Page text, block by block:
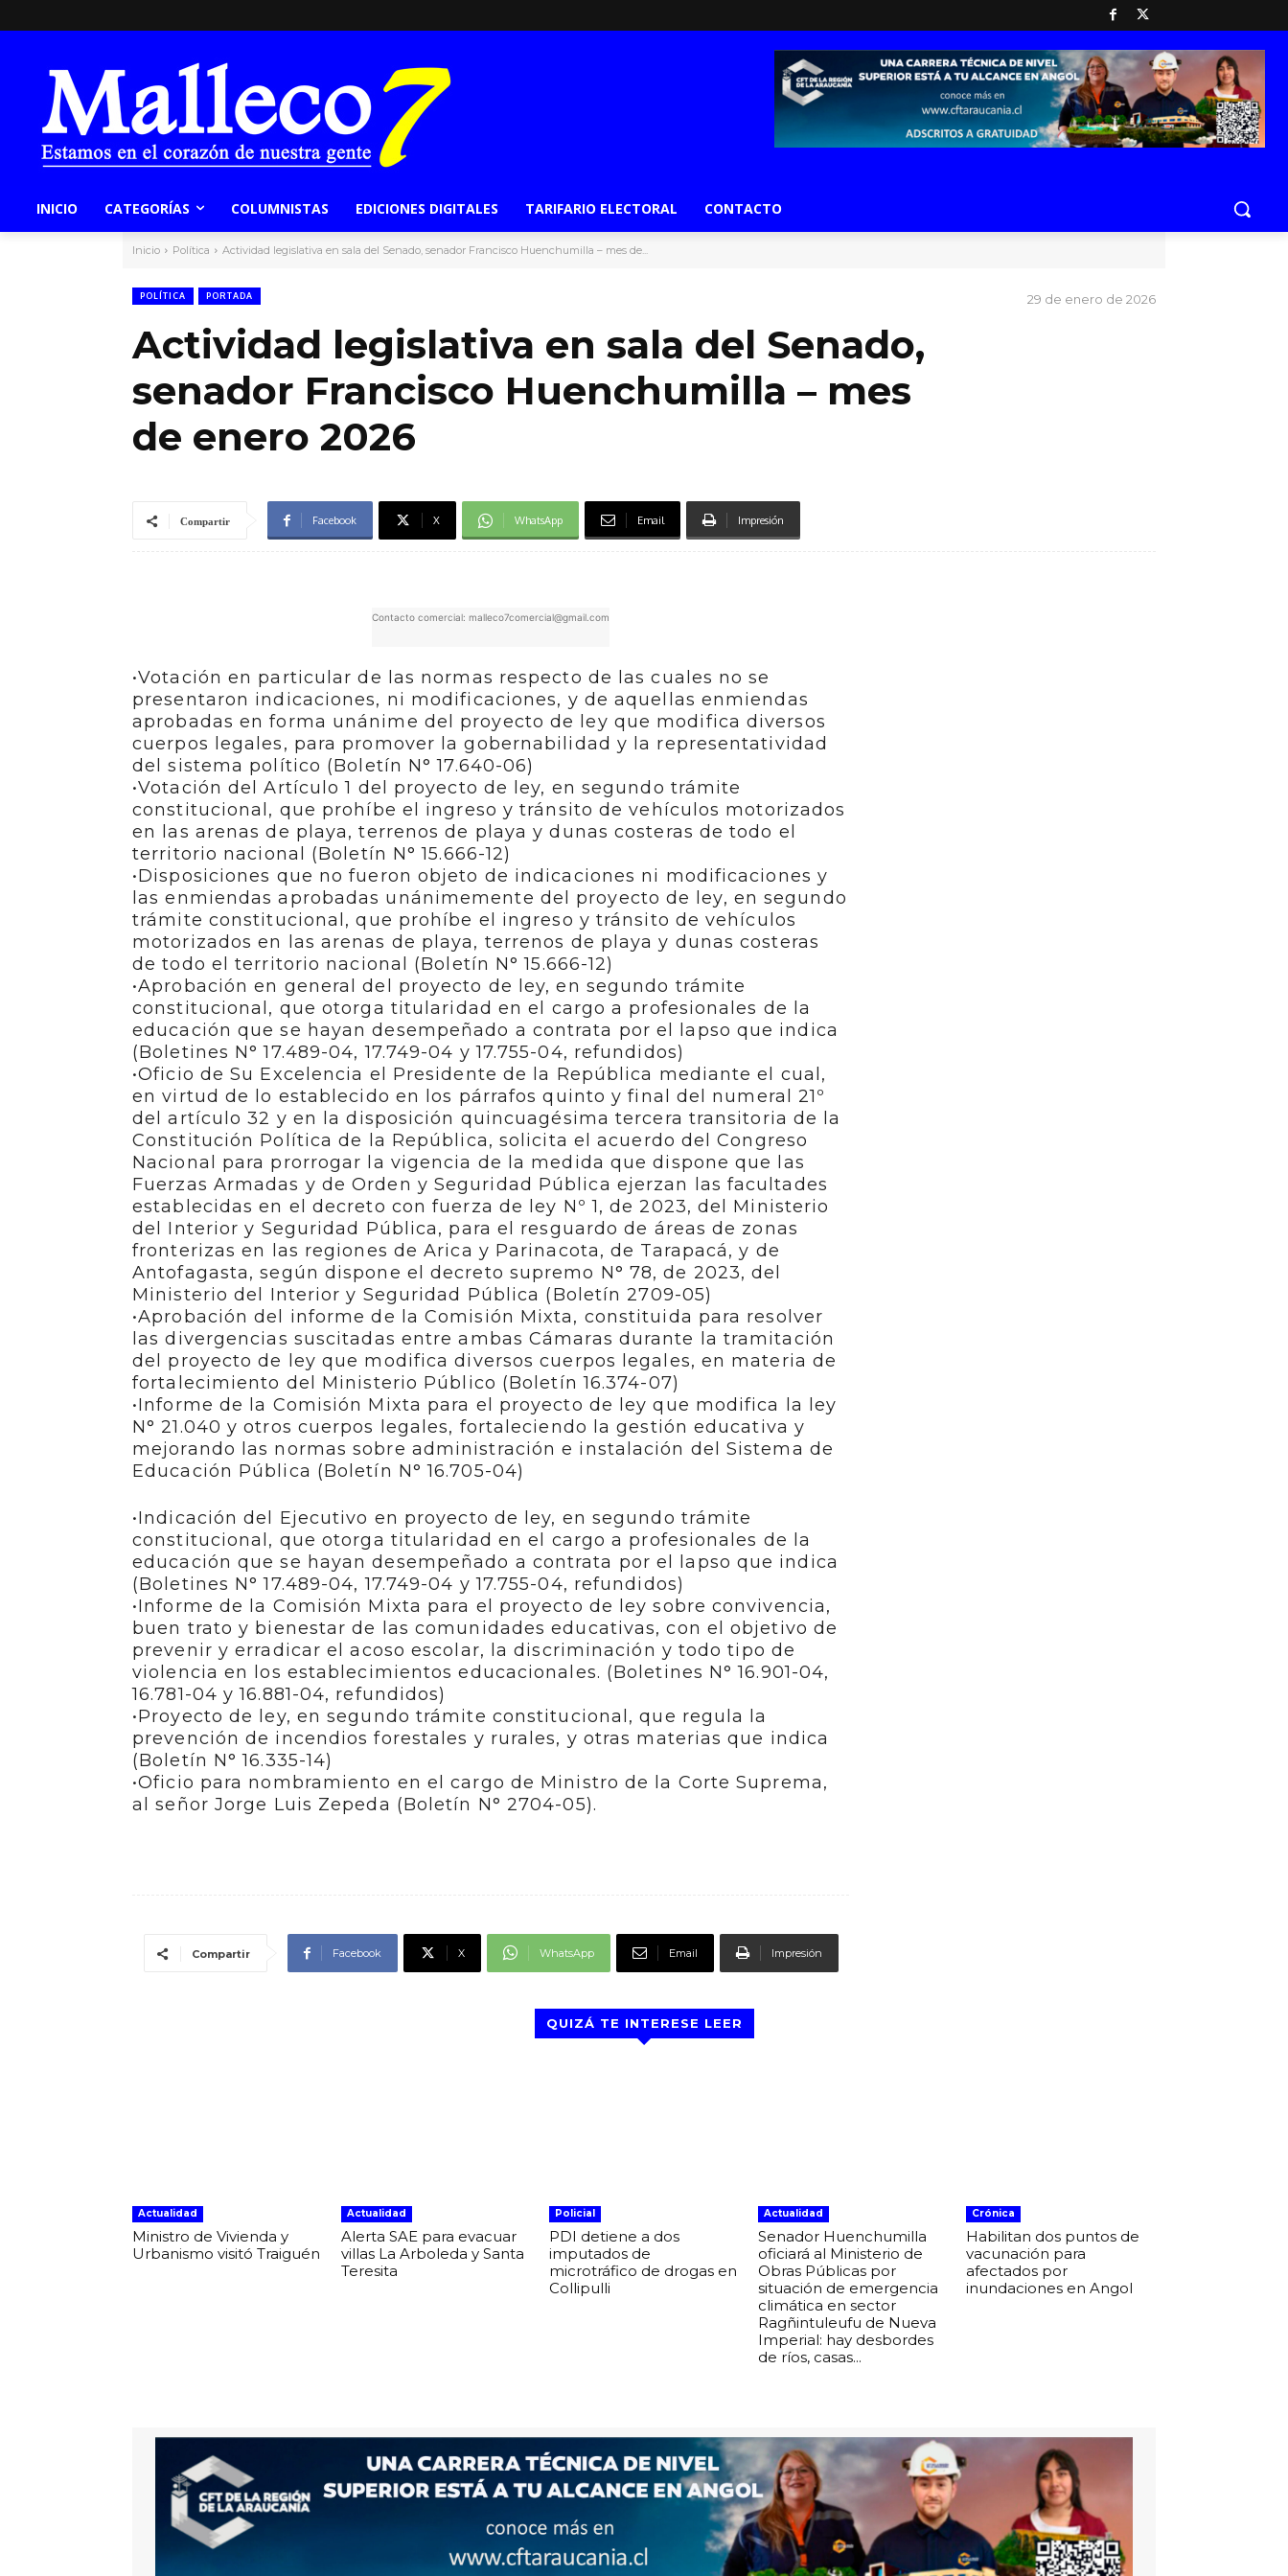
INICIO CATEGORÍAS COLUMNISTAS EDICIONES DIGITALES TARIFARIO ELECTORAL CONTACTO
Inicio Política Actividad legislativa en sala del Senado, senador Francisco Huenchumilla – mes de...
POLÍTICA PORTADA 29 de enero de 2026
Actividad legislativa en sala del Senado,
senador Francisco Huenchumilla – mes
de enero 2026
Compartir Facebook X WhatsApp Email Impresión
Contacto comercial: malleco7comercial@gmail.com
•Votación en particular de las normas respecto de las cuales no se
presentaron indicaciones, ni modificaciones, y de aquellas enmiendas
aprobadas en forma unánime del proyecto de ley que modifica diversos
cuerpos legales, para promover la gobernabilidad y la representatividad
del sistema político (Boletín N° 17.640-06)
•Votación del Artículo 1 del proyecto de ley, en segundo trámite
constitucional, que prohíbe el ingreso y tránsito de vehículos motorizados
en las arenas de playa, terrenos de playa y dunas costeras de todo el
territorio nacional (Boletín N° 15.666-12)
•Disposiciones que no fueron objeto de indicaciones ni modificaciones y
las enmiendas aprobadas unánimemente del proyecto de ley, en segundo
trámite constitucional, que prohíbe el ingreso y tránsito de vehículos
motorizados en las arenas de playa, terrenos de playa y dunas costeras
de todo el territorio nacional (Boletín N° 15.666-12)
•Aprobación en general del proyecto de ley, en segundo trámite
constitucional, que otorga titularidad en el cargo a profesionales de la
educación que se hayan desempeñado a contrata por el lapso que indica
(Boletines N° 17.489-04, 17.749-04 y 17.755-04, refundidos)
•Oficio de Su Excelencia el Presidente de la República mediante el cual,
en virtud de lo establecido en los párrafos quinto y final del numeral 21º
del artículo 32 y en la disposición quincuagésima tercera transitoria de la
Constitución Política de la República, solicita el acuerdo del Congreso
Nacional para prorrogar la vigencia de la medida que dispone que las
Fuerzas Armadas y de Orden y Seguridad Pública ejerzan las facultades
establecidas en el decreto con fuerza de ley Nº 1, de 2023, del Ministerio
del Interior y Seguridad Pública, para el resguardo de áreas de zonas
fronterizas en las regiones de Arica y Parinacota, de Tarapacá, y de
Antofagasta, según dispone el decreto supremo N° 78, de 2023, del
Ministerio del Interior y Seguridad Pública (Boletín 2709-05)
•Aprobación del informe de la Comisión Mixta, constituida para resolver
las divergencias suscitadas entre ambas Cámaras durante la tramitación
del proyecto de ley que modifica diversos cuerpos legales, en materia de
fortalecimiento del Ministerio Público (Boletín 16.374-07)
•Informe de la Comisión Mixta para el proyecto de ley que modifica la ley
N° 21.040 y otros cuerpos legales, fortaleciendo la gestión educativa y
mejorando las normas sobre administración e instalación del Sistema de
Educación Pública (Boletín N° 16.705-04)
•Indicación del Ejecutivo en proyecto de ley, en segundo trámite
constitucional, que otorga titularidad en el cargo a profesionales de la
educación que se hayan desempeñado a contrata por el lapso que indica
(Boletines N° 17.489-04, 17.749-04 y 17.755-04, refundidos)
•Informe de la Comisión Mixta para el proyecto de ley sobre convivencia,
buen trato y bienestar de las comunidades educativas, con el objetivo de
prevenir y erradicar el acoso escolar, la discriminación y todo tipo de
violencia en los establecimientos educacionales. (Boletines N° 16.901-04,
16.781-04 y 16.881-04, refundidos)
•Proyecto de ley, en segundo trámite constitucional, que regula la
prevención de incendios forestales y rurales, y otras materias que indica
(Boletín N° 16.335-14)
•Oficio para nombramiento en el cargo de Ministro de la Corte Suprema,
al señor Jorge Luis Zepeda (Boletín N° 2704-05).
Compartir Facebook X WhatsApp Email Impresión
QUIZÁ TE INTERESE LEER
Actualidad
Ministro de Vivienda y
Urbanismo visitó Traiguén
Actualidad
Alerta SAE para evacuar
villas La Arboleda y Santa
Teresita
Policial
PDI detiene a dos
imputados de
microtráfico de drogas en
Collipulli
Actualidad
Senador Huenchumilla
oficiará al Ministerio de
Obras Públicas por
situación de emergencia
climática en sector
Ragñintuleufu de Nueva
Imperial: hay desbordes
de ríos, casas...
Crónica
Habilitan dos puntos de
vacunación para
afectados por
inundaciones en Angol